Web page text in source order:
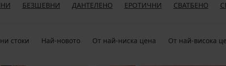
БЕЗШЕВНИ ДАНТЕЛЕНО ЕРОТИЧНИ СВАТБЕНО
стоки Най-новото От най-ниска цена От най-висока